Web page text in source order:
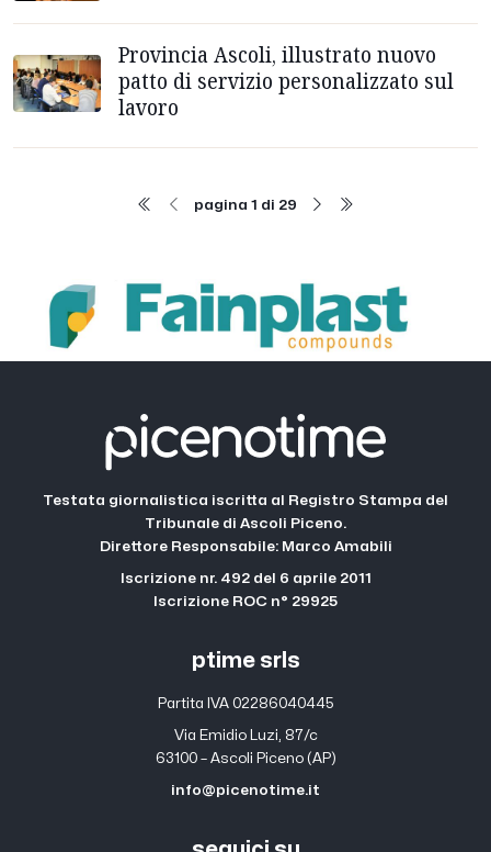
Provincia Ascoli, illustrato nuovo
patto di servizio personalizzato sul
lavoro
pagina 1 di 29
Testata giornalistica iscritta al Registro Stampa del
Tribunale di Ascoli Piceno.
Direttore Responsabile: Marco Amabili
Iscrizione nr. 492 del 6 aprile 2011
Iscrizione ROC n° 29925
ptime srls
Partita IVA 02286040445
Via Emidio Luzi, 87/c
63100 – Ascoli Piceno (AP)
info@picenotime.it